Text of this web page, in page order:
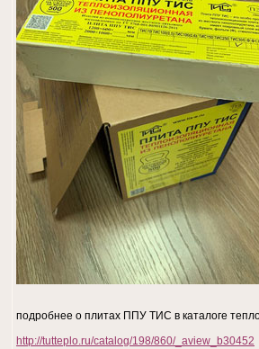
подробнее о плитах ППУ ТИС в каталоге
http://tutteplo.ru/catalog/198/860/_aview_b30452